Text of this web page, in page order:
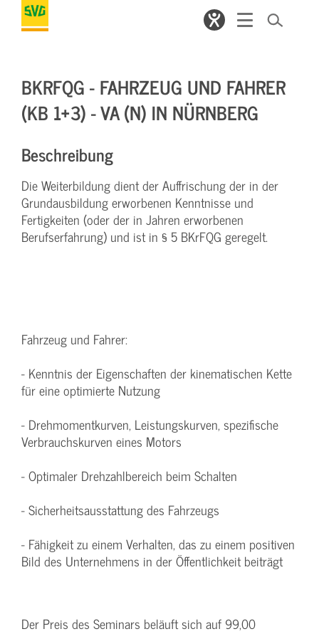
BKRFQG - FAHRZEUG UND FAHRER
(KB 1+3) - VA (N) IN NÜRNBERG
Beschreibung
Die Weiterbildung dient der Auffrischung der in der
Grundausbildung erworbenen Kenntnisse und
Fertigkeiten (oder der in Jahren erworbenen
Berufserfahrung) und ist in § 5 BKrFQG geregelt.
Fahrzeug und Fahrer:
- Kenntnis der Eigenschaften der kinematischen Kette
für eine optimierte Nutzung
- Drehmomentkurven, Leistungskurven, spezifische
Verbrauchskurven eines Motors
- Optimaler Drehzahlbereich beim Schalten
- Sicherheitsausstattung des Fahrzeugs
- Fähigkeit zu einem Verhalten, das zu einem positiven
Bild des Unternehmens in der Öffentlichkeit beiträgt
Der Preis des Seminars beläuft sich auf 99,00